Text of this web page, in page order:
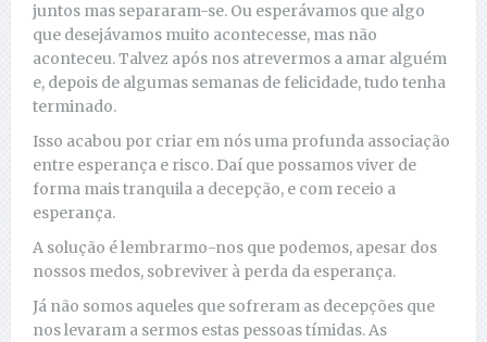
juntos mas separaram-se. Ou esperávamos que algo
que desejávamos muito acontecesse, mas não
aconteceu. Talvez após nos atrevermos a amar alguém
e, depois de algumas semanas de felicidade, tudo tenha
terminado.
Isso acabou por criar em nós uma profunda associação
entre esperança e risco. Daí que possamos viver de
forma mais tranquila a decepção, e com receio a
esperança.
A solução é lembrarmo-nos que podemos, apesar dos
nossos medos, sobreviver à perda da esperança.
Já não somos aqueles que sofreram as decepções que
nos levaram a sermos estas pessoas tímidas. As